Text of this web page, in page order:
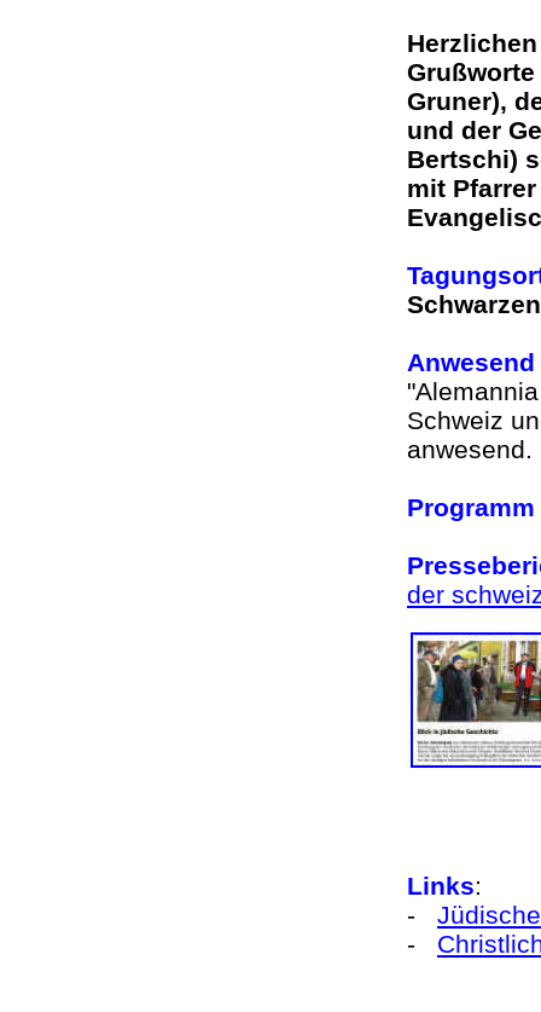
Gruner),
und der
Bertschi)
mit
Anwesend
Schweiz
der
Links:
-
-